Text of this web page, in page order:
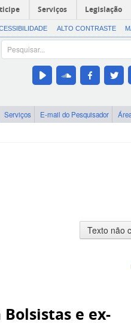
Serviços Legislação
ALTO CONTRASTE
Serviços E-mail do Pesquisador
Texto não
e ex-